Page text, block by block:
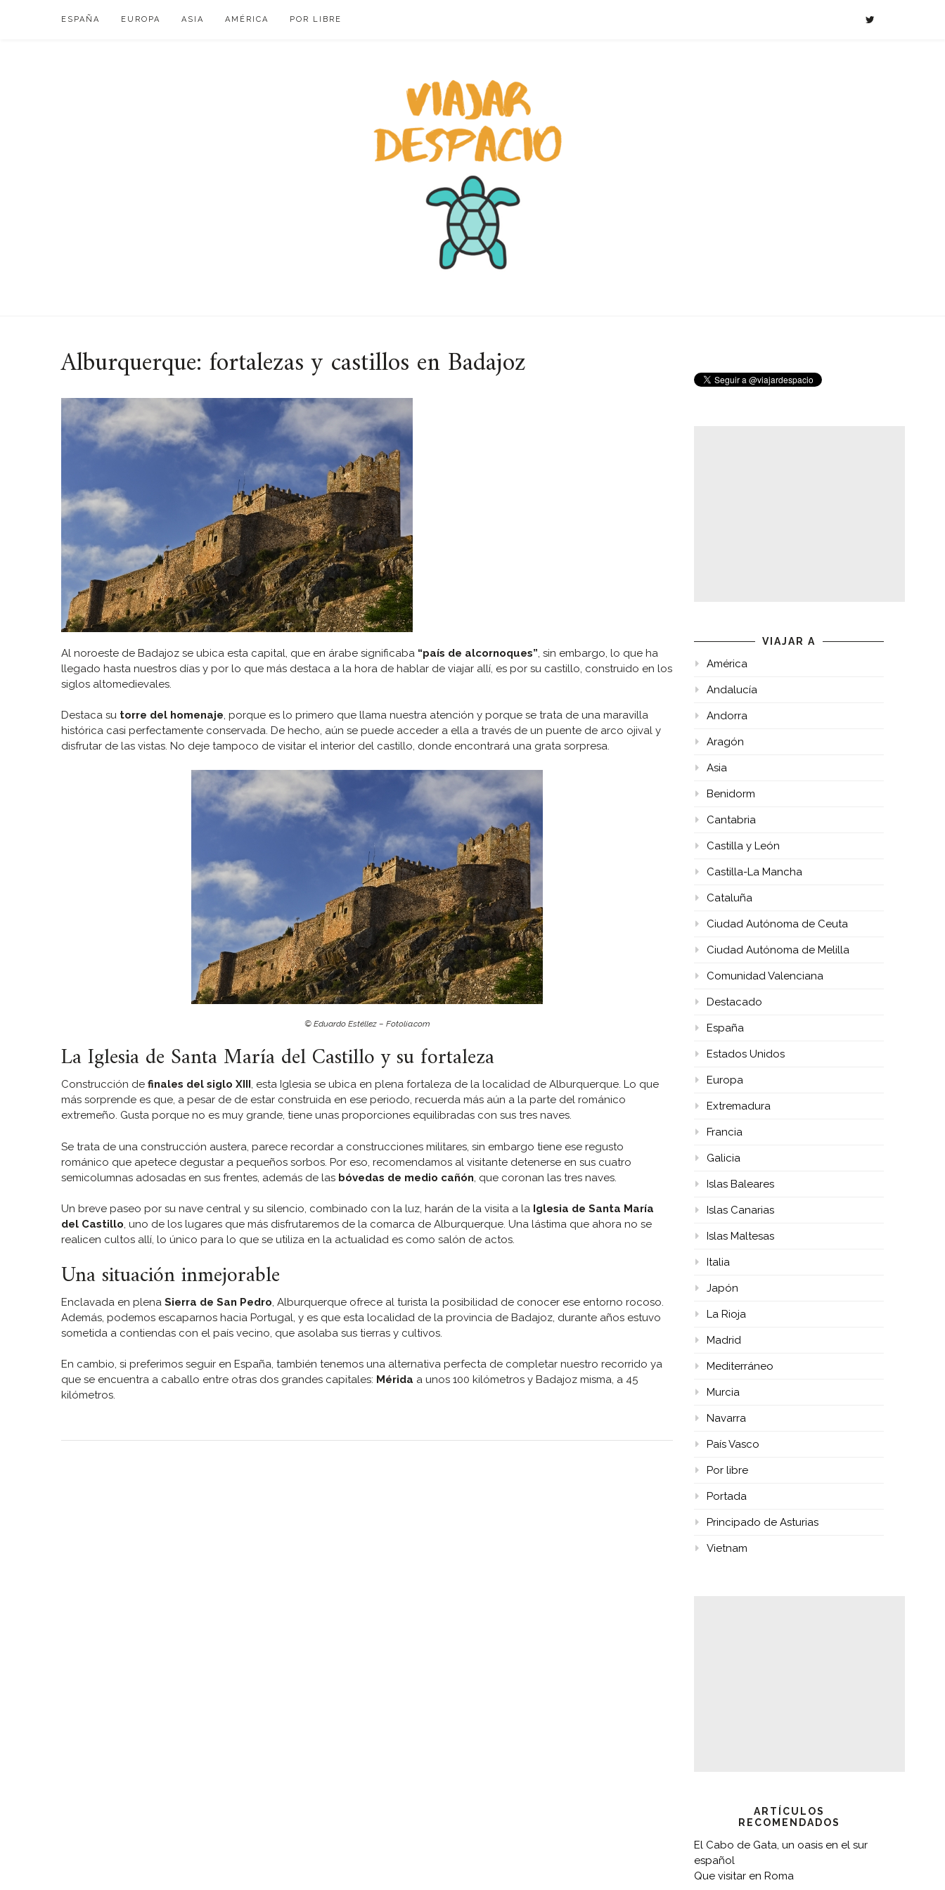
ESPAÑA EUROPA ASIA AMÉRICA POR LIBRE
Alburquerque: fortalezas y castillos en Badajoz
Al noroeste de Badajoz se ubica esta capital, que en árabe significaba “país de alcornoques”, sin embargo, lo que ha
llegado hasta nuestros días y por lo que más destaca a la hora de hablar de viajar allí, es por su castillo, construido en los
siglos altomedievales.
Destaca su torre del homenaje, porque es lo primero que llama nuestra atención y porque se trata de una maravilla
histórica casi perfectamente conservada. De hecho, aún se puede acceder a ella a través de un puente de arco ojival y
disfrutar de las vistas. No deje tampoco de visitar el interior del castillo, donde encontrará una grata sorpresa.
© Eduardo Estéllez – Fotolia.com
La Iglesia de Santa María del Castillo y su fortaleza
Construcción de finales del siglo XIII, esta Iglesia se ubica en plena fortaleza de la localidad de Alburquerque. Lo que
más sorprende es que, a pesar de de estar construida en ese periodo, recuerda más aún a la parte del románico
extremeño. Gusta porque no es muy grande, tiene unas proporciones equilibradas con sus tres naves.
Se trata de una construcción austera, parece recordar a construcciones militares, sin embargo tiene ese regusto
románico que apetece degustar a pequeños sorbos. Por eso, recomendamos al visitante detenerse en sus cuatro
semicolumnas adosadas en sus frentes, además de las bóvedas de medio cañón , que coronan las tres naves.
Un breve paseo por su nave central y su silencio, combinado con la luz, harán de la visita a la Iglesia de Santa María
del Castillo, uno de los lugares que más disfrutaremos de la comarca de Alburquerque. Una lástima que ahora no se
realicen cultos allí, lo único para lo que se utiliza en la actualidad es como salón de actos.
Una situación inmejorable
Enclavada en plena Sierra de San Pedro , Alburquerque ofrece al turista la posibilidad de conocer ese entorno rocoso.
Además, podemos escaparnos hacia Portugal, y es que esta localidad de la provincia de Badajoz, durante años estuvo
sometida a contiendas con el país vecino, que asolaba sus tierras y cultivos.
En cambio, si preferimos seguir en España, también tenemos una alternativa perfecta de completar nuestro recorrido ya
que se encuentra a caballo entre otras dos grandes capitales: Mérida a unos 100 kilómetros y Badajoz misma, a 45
kilómetros.
VIAJAR A
América
Andalucía
Andorra
Aragón
Asia
Benidorm
Cantabria
Castilla y León
Castilla-La Mancha
Cataluña
Ciudad Autónoma de Ceuta
Ciudad Autónoma de Melilla
Comunidad Valenciana
Destacado
España
Estados Unidos
Europa
Extremadura
Francia
Galicia
Islas Baleares
Islas Canarias
Islas Maltesas
Italia
Japón
La Rioja
Madrid
Mediterráneo
Murcia
Navarra
País Vasco
Por libre
Portada
Principado de Asturias
Vietnam
ARTÍCULOS
RECOMENDADOS
El Cabo de Gata, un oasis en el sur
español
Que visitar en Roma